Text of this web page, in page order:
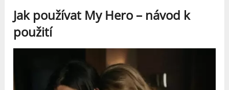
Jak používat My Hero – návod k
použití